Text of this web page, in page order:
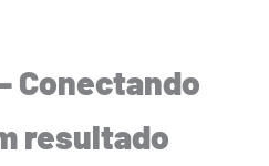
Conectando
resultado